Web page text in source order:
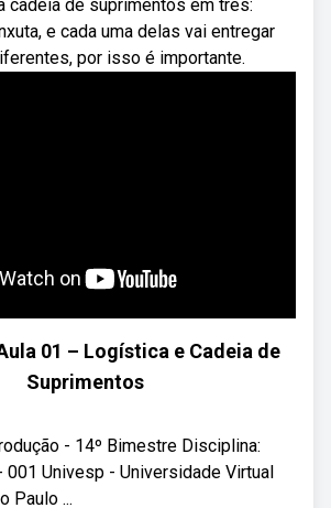
cadeia de suprimentos em três:
e cada uma delas vai entregar
por isso é importante.
01 – Logística e Cadeia de
Suprimentos
- 14º Bimestre Disciplina:
001 Univesp - Universidade Virtual
Paulo ...